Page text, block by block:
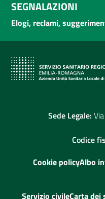
SEGNALAZIONI
Elogi, reclami,
Sede Legale:
Codice
Cookie policyAlbo
Servizio civileCarta dei